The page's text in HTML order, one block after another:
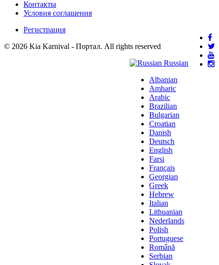
Контакты
Условия соглашения
Регистрация
© 2026 Kia Karnival - Портал. All rights reserved
Russian
Albanian
Amharic
Arabic
Brazilian
Bulgarian
Croatian
Danish
Deutsch
English
Farsi
Français
Georgian
Greek
Hebrew
Italian
Lithuanian
Nederlands
Polish
Portuguese
Română
Serbian